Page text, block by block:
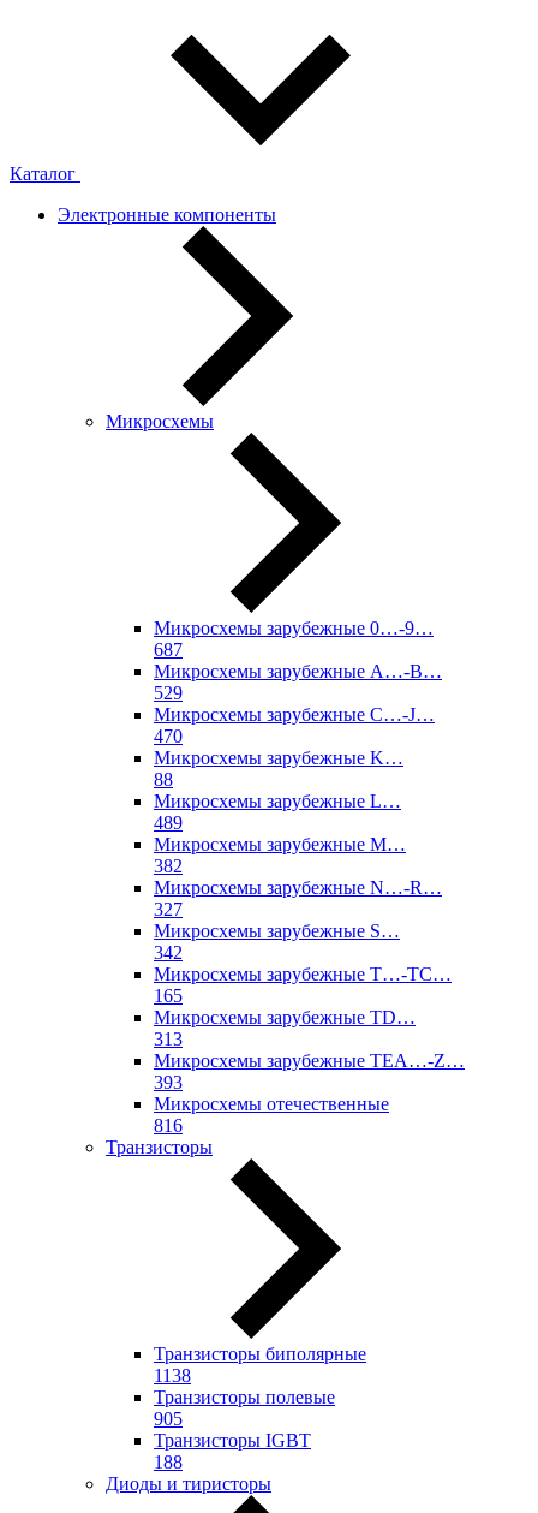
Каталог
Электронные компоненты
Микросхемы
Микросхемы зарубежные 0…-9…
687
Микросхемы зарубежные A…-B…
529
Микросхемы зарубежные C…-J…
470
Микросхемы зарубежные K…
88
Микросхемы зарубежные L…
489
Микросхемы зарубежные M…
382
Микросхемы зарубежные N…-R…
327
Микросхемы зарубежные S…
342
Микросхемы зарубежные T…-TC…
165
Микросхемы зарубежные TD…
313
Микросхемы зарубежные TEA…-Z…
393
Микросхемы отечественные
816
Транзисторы
Транзисторы биполярные
1138
Транзисторы полевые
905
Транзисторы IGBT
188
Диоды и тиристоры